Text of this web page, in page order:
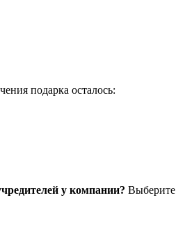
подарка осталось:
у компании? Выберите